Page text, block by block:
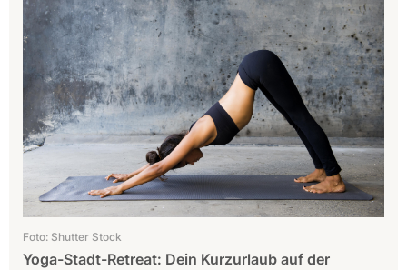
Foto: Shutter Stock
Yoga-Stadt-Retreat: Dein Kurzurlaub auf der